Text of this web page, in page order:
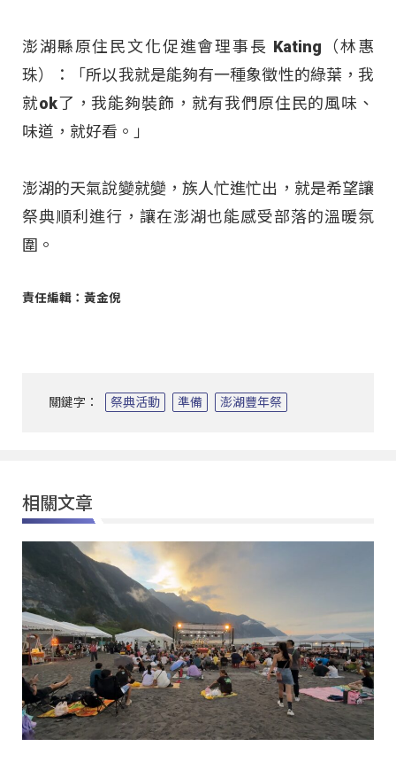
澎湖縣原住民文化促進會理事長 Kating（林惠
珠）：「所以我就是能夠有一種象徵性的綠葉，我
就ok了，我能夠裝飾，就有我們原住民的風味、
味道，就好看。」
澎湖的天氣說變就變，族人忙進忙出，就是希望讓
祭典順利進行，讓在澎湖也能感受部落的溫暖氛
圍。
責任編輯：黃金倪
關鍵字： 祭典活動 準備 澎湖豐年祭
相關文章